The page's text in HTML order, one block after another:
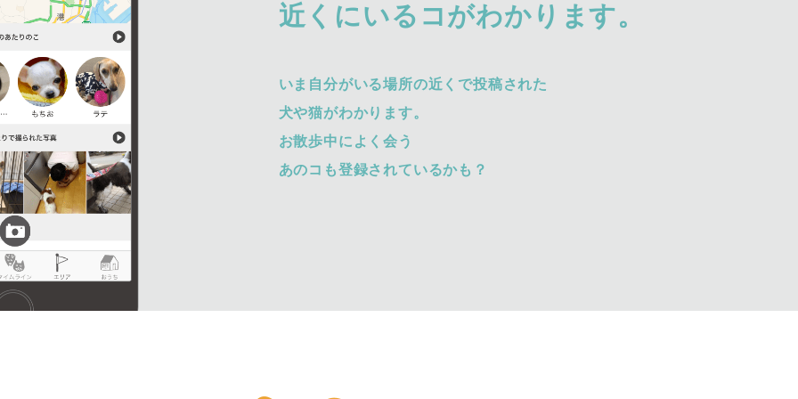
近くにいるコがわかります。
いま自分がいる場所の近くで投稿された
犬や猫がわかります。
お散歩中によく会う
あのコも登録されているかも？